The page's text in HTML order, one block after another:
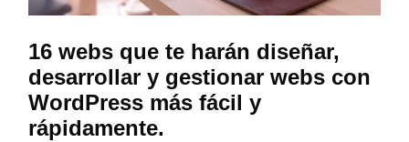
16 webs que te harán diseñar,
desarrollar y gestionar webs con
WordPress más fácil y
rápidamente.